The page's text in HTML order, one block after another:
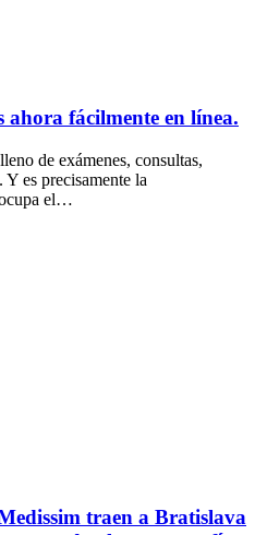
ahora fácilmente en línea.
de exámenes, consultas,
es precisamente la
el…
traen a Bratislava